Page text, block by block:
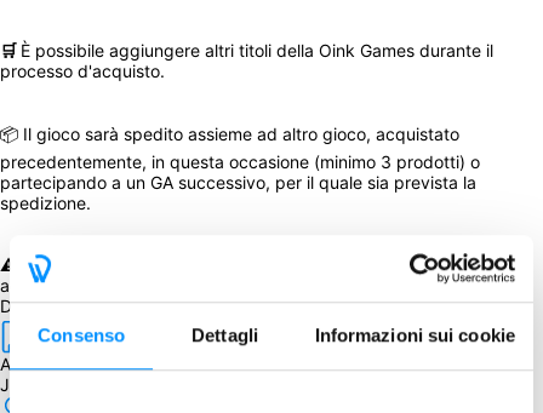
Consenso Dettagli Informazioni sui cookie
🛒 È possibile aggiungere altri titoli della Oink Games durante il
processo d'acquisto.
📦 Il gioco sarà spedito assieme ad altro gioco, acquistato
precedentemente, in questa occasione (minimo 3 prodotti) o
partecipando a un GA successivo, per il quale sia prevista la
spedizione.
⚠️ La data di consegna stimata per Tiger & Dragon è il 31/08,
acquistandolo spediremo quando disponibile quest'ultimo.
Dettagli
Autore
Jun Sasaki